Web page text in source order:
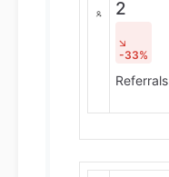
2
-33%
Referrals